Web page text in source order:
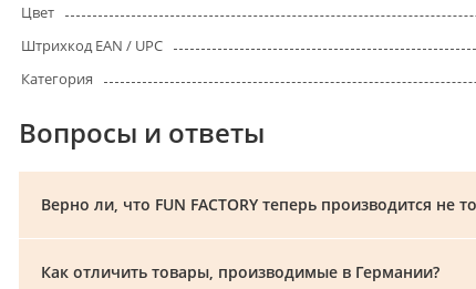
Цвет
Штрихкод EAN / UPC
Категория
Вопросы и ответы
Верно ли, что FUN FACTORY теперь производится не
Как отличить товары, производимые в Германии?